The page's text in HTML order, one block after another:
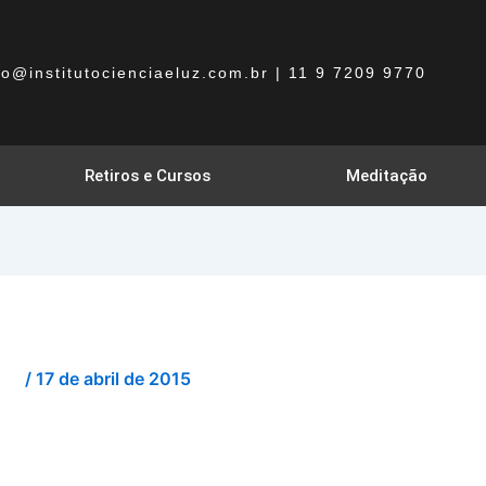
| 11 9 7209 9770
Retiros e Cursos Meditação
/ 17 de abril de 2015